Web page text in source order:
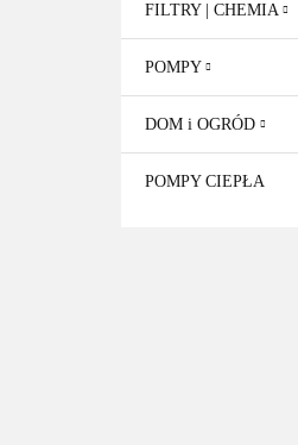
FILTRY | CHEMIA
POMPY
DOM i OGRÓD
POMPY CIEPŁA